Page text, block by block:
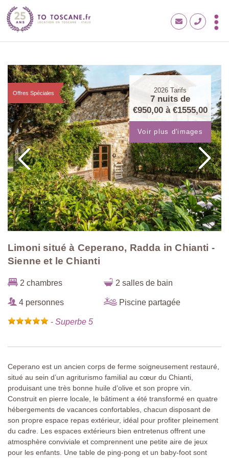
Offres Spéciales 2026 Tarifs
7 nuits de
€950,00 à €1555,00
Voir plus d'images
Limoni situé à Ceperano, Radda in Chianti -
Sienne et le Chianti
2 chambres 2 salles de bain
4 personnes Piscine partagée
- Superbe 5
Ceperano est un ancien corps de ferme soigneusement restauré,
situé au sein d’un agriturismo familial au cœur du Chianti,
produisant une très bonne huile d’olive et son propre vin.
Construit en pierre locale, le bâtiment a été transformé en quatre
hébergements de vacances confortables, chacun disposant de
son propre espace repas extérieur, idéal pour profiter pleinement
du cadre. Les espaces extérieurs bien entretenus offrent une
atmosphère conviviale et comprennent une petite aire de jeux
pour les enfants. Une table de ping-pong et un baby-foot sont